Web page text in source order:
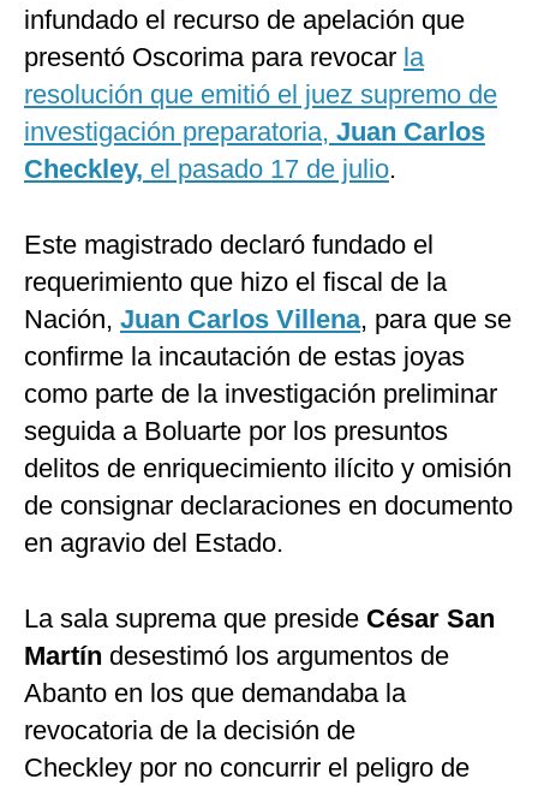
infundado el recurso de apelación que
presentó Oscorima para revocar la
resolución que emitió el juez supremo de
investigación preparatoria, Juan Carlos
Checkley, el pasado 17 de julio.
Este magistrado declaró fundado el
requerimiento que hizo el fiscal de la
Nación, Juan Carlos Villena, para que se
confirme la incautación de estas joyas
como parte de la investigación preliminar
seguida a Boluarte por los presuntos
delitos de enriquecimiento ilícito y omisión
de consignar declaraciones en documento
en agravio del Estado.
La sala suprema que preside César San
Martín desestimó los argumentos de
Abanto en los que demandaba la
revocatoria de la decisión de
Checkley por no concurrir el peligro de